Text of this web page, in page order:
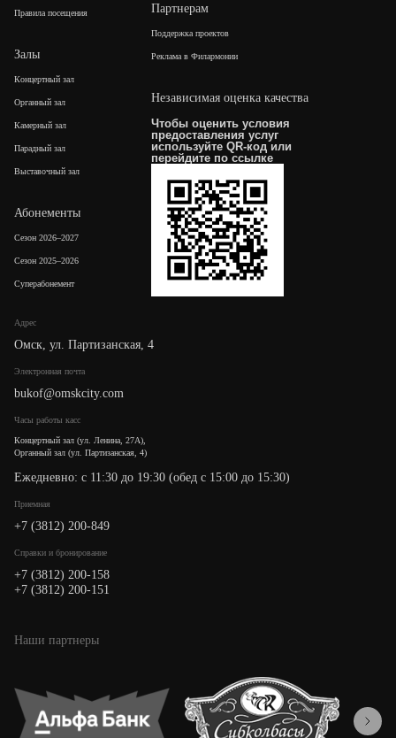
Адрес
Омск, ул. Партизанская, 4
Электронная почта
bukof@omskcity.com
Часы работы касс
Концертный зал (ул. Ленина, 27А),
Органный зал (ул. Партизанская, 4)
Ежедневно: с 11:30 до 19:30 (обед с 15:00 до 15:30)
Приемная
+7 (3812) 200-849
Cправки и бронирование
+7 (3812) 200-158
+7 (3812) 200-151
Правила посещения
Залы
Концертный зал
Органный зал
Камерный зал
Парадный зал
Выставочный зал
Абонементы
Сезон 2026–2027
Сезон 2025–2026
Суперабонемент
Партнерам
Поддержка проектов
Реклама в Филармонии
Независимая оценка качества
Чтобы оценить условия
предоставления услуг
используйте QR-код или
перейдите поссылке
Наши партнеры